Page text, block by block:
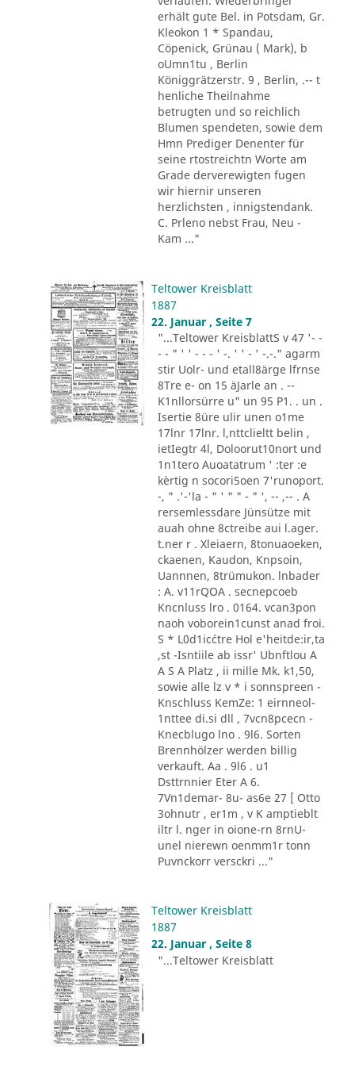
erhält gute Bel. in Potsdam, Gr.
Kleokon 1 * Spandau,
Cöpenick, Grünau ( Mark), b
oUmn1tu , Berlin
Königgrätzerstr. 9 , Berlin, .-- t
henliche Theilnahme
betrugten und so reichlich
Blumen spendeten, sowie dem
Hmn Prediger Denenter für
seine rtostreichtn Worte am
Grade derverewigten fugen
wir hiernir unseren
herzlichsten , innigstendank.
C. Prleno nebst Frau, Neu -
Kam ..."
Teltower Kreisblatt
1887
22. Januar , Seite 7
"...Teltower KreisblattS v 47 '- -
- - " ' ' - - - ' -. ' ' - ' -.-." agarm
stir Uolr- und etall8ärge lfrnse
8Tre e- on 15 äJarle an . --
K1nllorsürre u" un 95 P1. . un .
Isertie 8üre ulir unen o1me
17lnr 17lnr. l,nttclieltt belin ,
ietIegtr 4l, Doloorut10nort und
1n1tero Auoatatrum ' :ter :e
kèrtig n socori5oen 7'runoport.
-, " .'-'la - " ' " " - " ', -- ,-- . A
rersemlessdare Jünsütze mit
auah ohne 8ctreibe aui l.ager.
t.ner r . Xleiaern, 8tonuaoeken,
ckaenen, Kaudon, Knpsoin,
Uannnen, 8trümukon. lnbader
: A. v11rQOA . secnepcoeb
Kncnluss lro . 0164. vcan3pon
naoh voborein1cunst anad froi.
S * L0d1ic´ctre Hol e'heitde:ir,ta
,st -Isntiile ab issr' Ubnftlou A
A S A Platz , ii mille Mk. k1,50,
sowie alle lz v * i sonnspreen -
Knschluss KemZe: 1 eirnneol-
1nttee di.si dll , 7vcn8pcecn -
Knecblugo lno . 9l6. Sorten
Brennhölzer werden billig
verkauft. Aa . 9l6 . u1
Dsttrnnier Eter A 6.
7Vn1demar- 8u- as6e 27 [ Otto
3ohnutr , er1m , v K amptieblt
iltr l. nger in oione-rn 8rnU-
unel nierewn oenmm1r tonn
Puvnckorr versckri ..."
Teltower Kreisblatt
1887
22. Januar , Seite 8
"...Teltower Kreisblatt